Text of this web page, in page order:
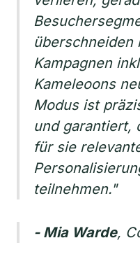
überschneiden
Kampagnen
Kameleoons
Modus ist
und garantiert,
für sie
teilnehmen."
- Mia Warde,